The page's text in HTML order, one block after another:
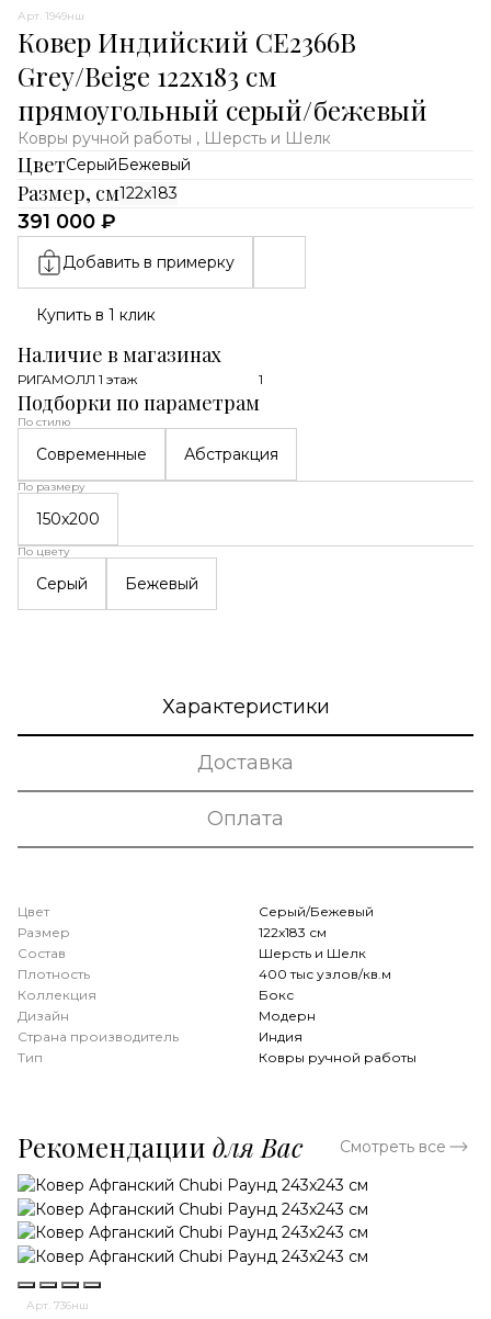
Арт. 1949нш
Ковер Индийский CE2366B
Grey/Beige 122x183 см
прямоугольный серый/бежевый
Ковры ручной работы , Шерсть и Шелк
ЦветСерыйБежевый
Размер, см122x183
391 000 ₽
Добавить в примерку
Купить в 1 клик
Наличие в магазинах
РИГАМОЛЛ 1 этаж 1
Подборки по параметрам
По стилю
Современные Абстракция
По размеру
150x200
По цвету
Серый Бежевый
Характеристики
Доставка
Оплата
Цвет
Серый/Бежевый
Размер
122x183 см
Состав
Шерсть и Шелк
Плотность
400 тыс узлов/кв.м
Коллекция
Бокс
Дизайн
Модерн
Страна производитель
Индия
Тип
Ковры ручной работы
Рекомендации для Вас Смотреть все
Арт. 736нш